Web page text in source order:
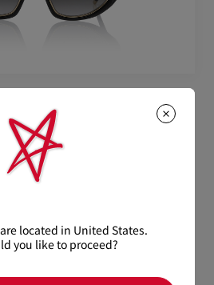
black
located in United States.
you like to proceed?